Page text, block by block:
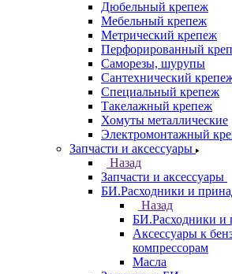
Дюбельный крепеж
Мебельный крепеж
Метрический крепеж
Перфорированный
Саморезы, шурупы
Сантехнический
Специальный крепеж
Такелажный крепеж
Хомуты металлические
Электромонтажный
Запчасти и аксессуары
Назад
Запчасти и аксессуары
БИ.Расходники и
Назад
БИ.Расходники и
Аксессуары к
компрессорам
Масла